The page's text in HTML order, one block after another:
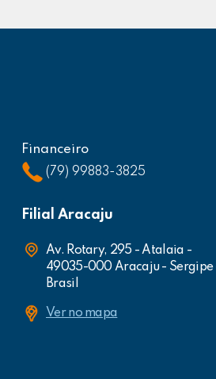
Financeiro
(79) 99883-3825
Filial Aracaju
Av. Rotary, 295 - Atalaia -
49035-000 Aracaju - Sergipe
Brasil
Ver no mapa